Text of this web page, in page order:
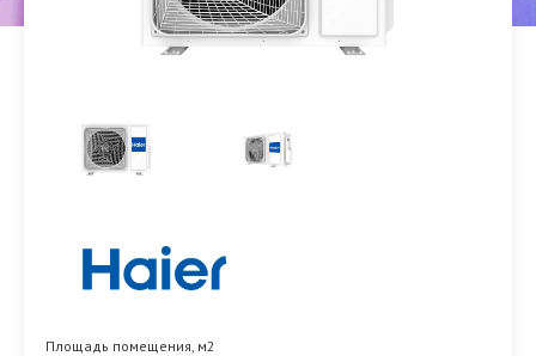
Площадь помещения, м2